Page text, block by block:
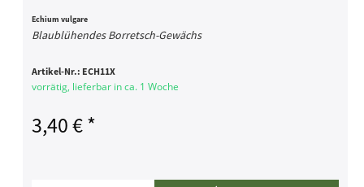
Echium vulgare
Blaublühendes Borretsch-Gewächs
Artikel-Nr.: ECH11X
vorrätig, lieferbar in ca. 1 Woche
3,40 € *